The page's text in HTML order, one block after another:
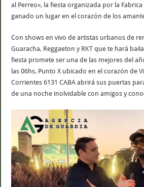
al Perreo», la fiesta organizada por la
ganado un lugar en el corazón de los
Con shows en vivo de artistas urbanos de
Guaracha, Reggaeton y RKT que te hará
fiesta promete ser una de las mejores del
las 06hs, Punto X ubicado en el corazón de
Corrientes 6131 CABA abrirá sus puertas
de una noche inolvidable con amigos y